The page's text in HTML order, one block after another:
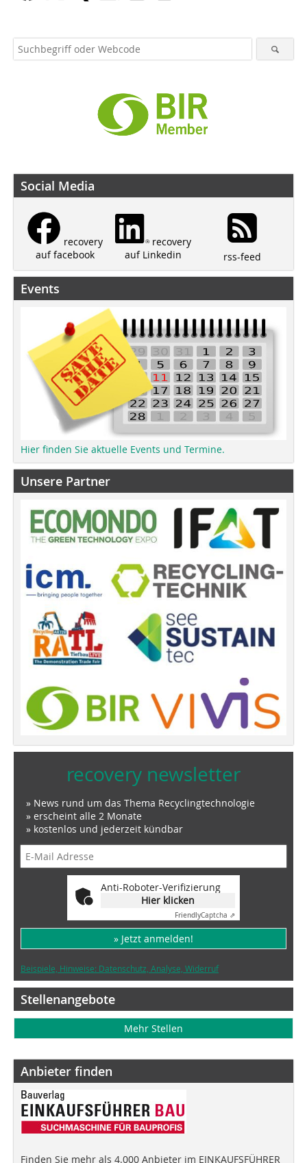
Social Media
recovery
auf facebook
recovery
auf Linkedin
rss-feed
Events
Hier finden Sie aktuelle Events und Termine.
Unsere Partner
recovery newsletter
» News rund um das Thema Recyclingtechnologie
» erscheint alle 2 Monate
» kostenlos und jederzeit kündbar
Anti-Roboter-Verifizierung
Hier klicken
FriendlyCaptcha ⇗
» Jetzt anmelden!
Beispiele, Hinweise: Datenschutz, Analyse, Widerruf
Stellenangebote
Mehr Stellen
Anbieter finden
Finden Sie mehr als 4.000 Anbieter im EINKAUFSFÜHRER